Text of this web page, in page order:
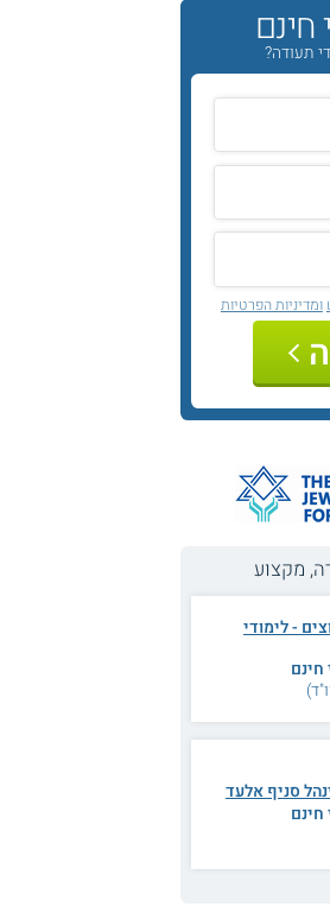
חינם
תעודה?
ומדיניות הפרטיות
מקצוע
- לימודי
סניף אלעד